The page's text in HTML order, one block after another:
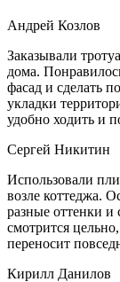
Андрей Козлов
Заказывали
дома.
фасад и сделать
укладки
удобно ходить и
Сергей Никитин
Использовали
возле коттеджа.
разные оттенки и
смотрится
переносит
Кирилл Данилов